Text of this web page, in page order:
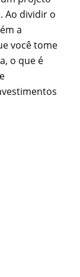
Ao dividir o
a
você tome
o que é